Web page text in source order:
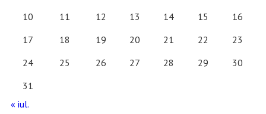
10
11 12 13 14 15
16
17
18 19 20 21 22
23
24
25 26 27 28 29
30
31
« iul.